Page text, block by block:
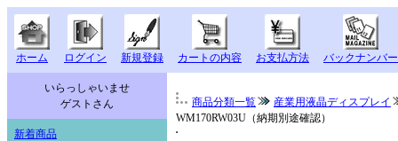
ホーム ログイン 新規登録 カートの内容 お支払方法 バックナンバー
いらっしゃいませ
ゲストさん
新着商品
商品分類一覧
産業用液晶ディスプレイ
WM170RW03U（納期別途確認）